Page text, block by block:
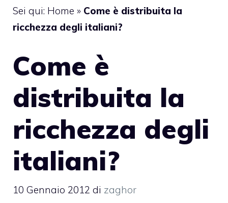
Sei qui: Home » Come è distribuita la
ricchezza degli italiani?
Come è
distribuita la
ricchezza degli
italiani?
10 Gennaio 2012 di zaghor